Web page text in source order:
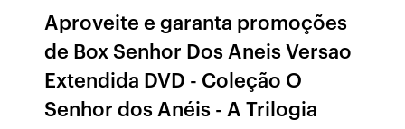
Aproveite e garanta promoções
de Box Senhor Dos Aneis Versao
Extendida DVD - Coleção O
Senhor dos Anéis - A Trilogia